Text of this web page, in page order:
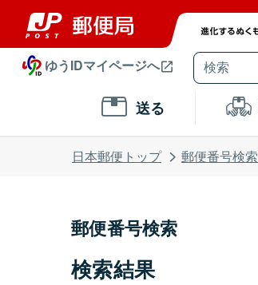
ゆうIDマイページへ
送る
日本郵便トップ 郵便番号検索
郵便番号検索
検索結果